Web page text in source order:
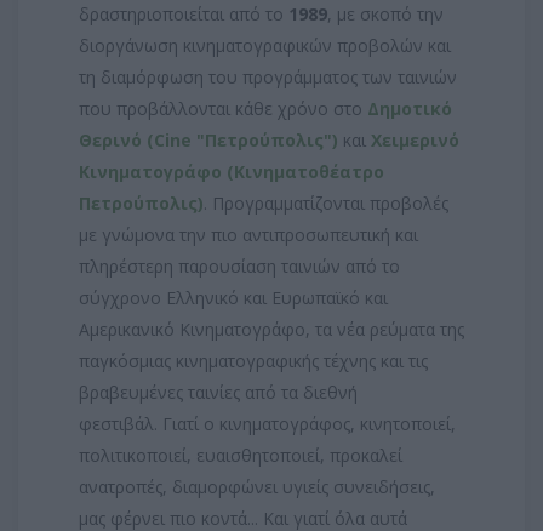
δραστηριοποιείται από το 1989, με σκοπό την
διοργάνωση κινηματογραφικών προβολών και
τη διαμόρφωση του προγράμματος των ταινιών
που προβάλλονται κάθε χρόνο στο Δημοτικό
Θερινό (Cine "Πετρούπολις") και Χειμερινό
Κινηματογράφο (Κινηματοθέατρο
Πετρούπολις). Προγραμματίζονται προβολές
με γνώμονα την πιο αντιπροσωπευτική και
πληρέστερη παρουσίαση ταινιών από το
σύγχρονο Ελληνικό και Ευρωπαϊκό και
Αμερικανικό Κινηματογράφο, τα νέα ρεύματα της
παγκόσμιας κινηματογραφικής τέχνης και τις
βραβευμένες ταινίες από τα διεθνή
φεστιβάλ. Γιατί ο κινηματογράφος, κινητοποιεί,
πολιτικοποιεί, ευαισθητοποιεί, προκαλεί
ανατροπές, διαμορφώνει υγιείς συνειδήσεις,
μας φέρνει πιο κοντά... Και γιατί όλα αυτά